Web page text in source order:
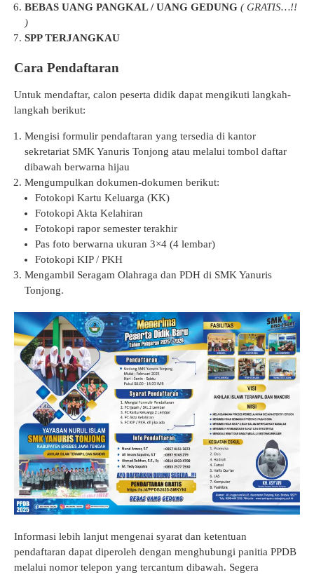
BEBAS UANG PANGKAL / UANG GEDUNG ( GRATIS…!!
)
SPP TERJANGKAU
Cara Pendaftaran
Untuk mendaftar, calon peserta didik dapat mengikuti langkah-
langkah berikut:
Mengisi formulir pendaftaran yang tersedia di kantor
sekretariat SMK Yanuris Tonjong atau melalui tombol daftar
dibawah berwarna hijau
Mengumpulkan dokumen-dokumen berikut:
Fotokopi Kartu Keluarga (KK)
Fotokopi Akta Kelahiran
Fotokopi rapor semester terakhir
Pas foto berwarna ukuran 3×4 (4 lembar)
Fotokopi KIP / PKH
Mengambil Seragam Olahraga dan PDH di SMK Yanuris
Tonjong.
Informasi lebih lanjut mengenai syarat dan ketentuan
pendaftaran dapat diperoleh dengan menghubungi panitia PPDB
melalui nomor telepon yang tercantum dibawah. Segera